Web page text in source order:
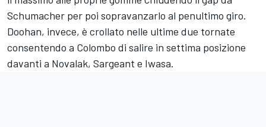
Schumacher per poi sopravanzarlo al penultimo giro.
Doohan, invece, è crollato nelle ultime due tornate
consentendo a Colombo di salire in settima posizione
davanti a Novalak, Sargeant e Iwasa.